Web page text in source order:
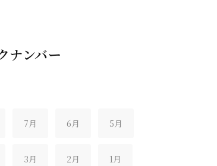
ナンバー
7月 6月 5月
3月 2月 1月